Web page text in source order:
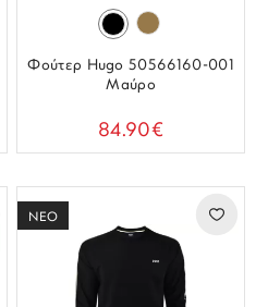
Φούτερ Hugo 50566160-001
Μαύρο
84.90€
ΝΕΟ